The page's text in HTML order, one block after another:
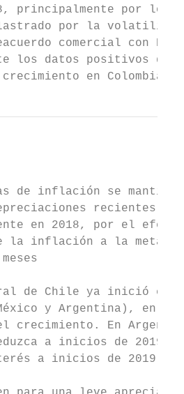
principalmente por los
por la
comercial con
los datos positivos
en Colombia y
de inflación se
recientes
en 2018, por el
la inflación a la meta
de Chile ya inició el
y Argentina), en
crecimiento. En
a inicios de 2019
a inicios de 2019